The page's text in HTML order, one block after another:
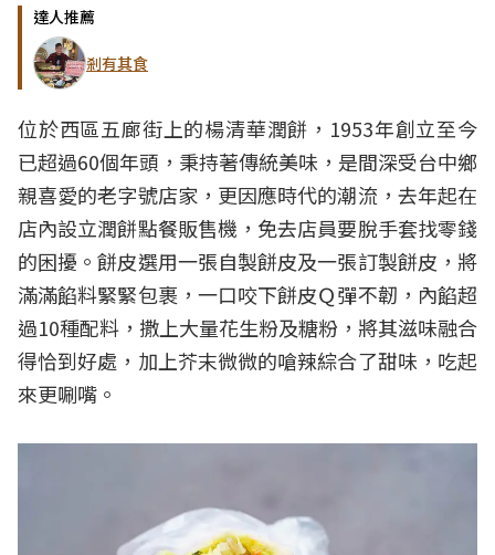
達人推薦
剎有其食
位於西區五廊街上的楊清華潤餅，1953年創立至今
已超過60個年頭，秉持著傳統美味，是間深受台中鄉
親喜愛的老字號店家，更因應時代的潮流，去年起在
店內設立潤餅點餐販售機，免去店員要脫手套找零錢
的困擾。餅皮選用一張自製餅皮及一張訂製餅皮，將
滿滿餡料緊緊包裹，一口咬下餅皮Ｑ彈不韌，內餡超
過10種配料，撒上大量花生粉及糖粉，將其滋味融合
得恰到好處，加上芥末微微的嗆辣綜合了甜味，吃起
來更唰嘴。